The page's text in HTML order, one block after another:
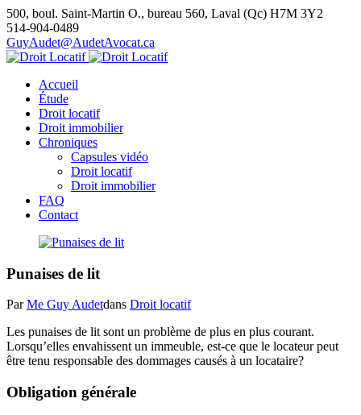
500, boul. Saint-Martin O., bureau 560, Laval (Qc) H7M 3Y2
514-904-0489
GuyAudet@AudetAvocat.ca
Accueil
Étude
Droit locatif
Droit immobilier
Chroniques
Capsules vidéo
Droit locatif
Droit immobilier
FAQ
Contact
Punaises de lit
ParMe Guy Audetdans Droit locatif
Les punaises de lit sont un problème de plus en plus courant.
Lorsqu’elles envahissent un immeuble, est-ce que le locateur peut
être tenu responsable des dommages causés à un locataire?
Obligation générale